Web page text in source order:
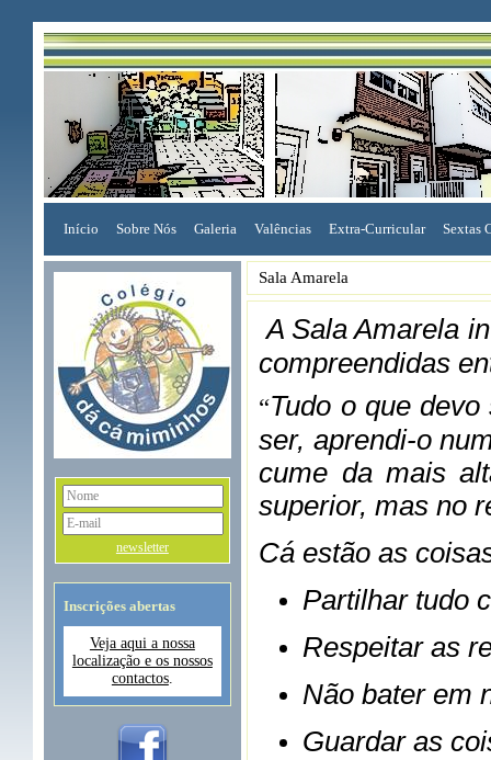
Início Sobre Nós Galeria Valências Extra-Curricular Sextas
newsletter
Inscrições abertas
Veja aqui a nossa
localização e os nossos
contactos.
Sala Amarela
A Sala Amarela
compreendidas
“Tudo o que
ser, aprendi-o
cume da mais
superior, mas no
Cá estão as
Partilhar tudo
Respeitar as
Não bater em
Guardar as